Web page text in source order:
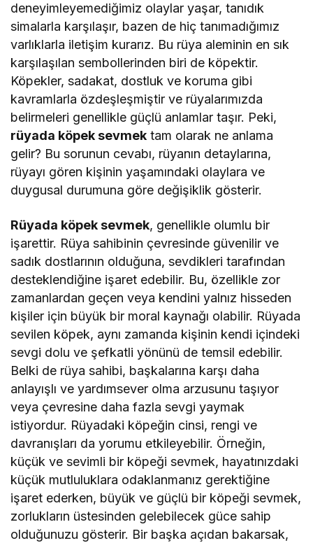
deneyimleyemediğimiz olaylar yaşar, tanıdık
simalarla karşılaşır, bazen de hiç tanımadığımız
varlıklarla iletişim kurarız. Bu rüya aleminin en sık
karşılaşılan sembollerinden biri de köpektir.
Köpekler, sadakat, dostluk ve koruma gibi
kavramlarla özdeşleşmiştir ve rüyalarımızda
belirmeleri genellikle güçlü anlamlar taşır. Peki,
rüyada köpek sevmek tam olarak ne anlama
gelir? Bu sorunun cevabı, rüyanın detaylarına,
rüyayı gören kişinin yaşamındaki olaylara ve
duygusal durumuna göre değişiklik gösterir.
Rüyada köpek sevmek, genellikle olumlu bir
işarettir. Rüya sahibinin çevresinde güvenilir ve
sadık dostlarının olduğuna, sevdikleri tarafından
desteklendiğine işaret edebilir. Bu, özellikle zor
zamanlardan geçen veya kendini yalnız hisseden
kişiler için büyük bir moral kaynağı olabilir. Rüyada
sevilen köpek, aynı zamanda kişinin kendi içindeki
sevgi dolu ve şefkatli yönünü de temsil edebilir.
Belki de rüya sahibi, başkalarına karşı daha
anlayışlı ve yardımsever olma arzusunu taşıyor
veya çevresine daha fazla sevgi yaymak
istiyordur. Rüyadaki köpeğin cinsi, rengi ve
davranışları da yorumu etkileyebilir. Örneğin,
küçük ve sevimli bir köpeği sevmek, hayatınızdaki
küçük mutluluklara odaklanmanız gerektiğine
işaret ederken, büyük ve güçlü bir köpeği sevmek,
zorlukların üstesinden gelebilecek güce sahip
olduğunuzu gösterir. Bir başka açıdan bakarsak,